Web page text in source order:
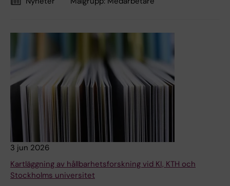
3 jun 2026
Kartläggning av hållbarhetsforskning vid KI, KTH och
Stockholms universitet